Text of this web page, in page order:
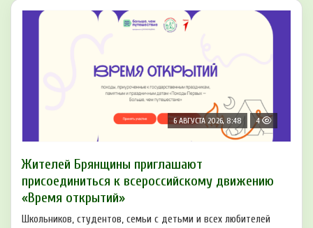
6 АВГУСТА 2026, 8:48 4
Жителей Брянщины приглашают
присоединиться к всероссийскому движению
«Время открытий»
Школьников, студентов, семьи с детьми и всех любителей